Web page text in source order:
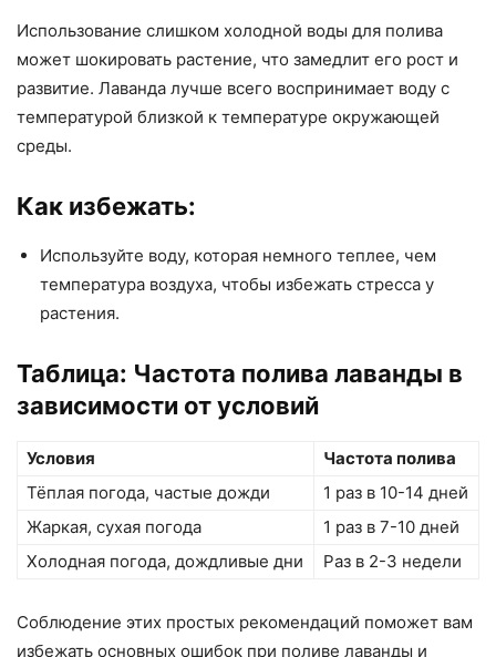
Использование слишком холодной воды для полива
может шокировать растение, что замедлит его рост и
развитие. Лаванда лучше всего воспринимает воду с
температурой близкой к температуре окружающей
среды.
Как избежать:
Используйте воду, которая немного теплее, чем
температура воздуха, чтобы избежать стресса у
растения.
Таблица: Частота полива лаванды в
зависимости от условий
Условия
Частота полива
Тёплая погода, частые дожди
1 раз в 10-14 дней
Жаркая, сухая погода
1 раз в 7-10 дней
Холодная погода, дождливые дни
Раз в 2-3 недели
Соблюдение этих простых рекомендаций поможет вам
избежать основных ошибок при поливе лаванды и